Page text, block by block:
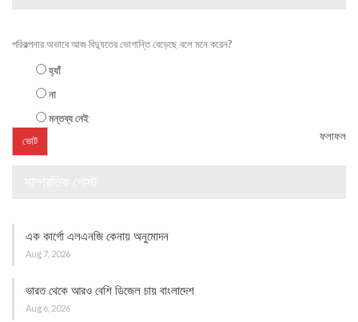
পরিকল্পনার অভাবে আজ বিদ্যুতের ভোগান্তি বেড়েছে বলে মনে করেন?
হ্যাঁ
না
মন্তব্য নেই
ফলাফল
এক কার্গো এলএনজি কেনায় অনুমোদন
Aug 7, 2026
ভারত থেকে আরও বেশি ডিজেল চায় বাংলাদেশ
Aug 6, 2026